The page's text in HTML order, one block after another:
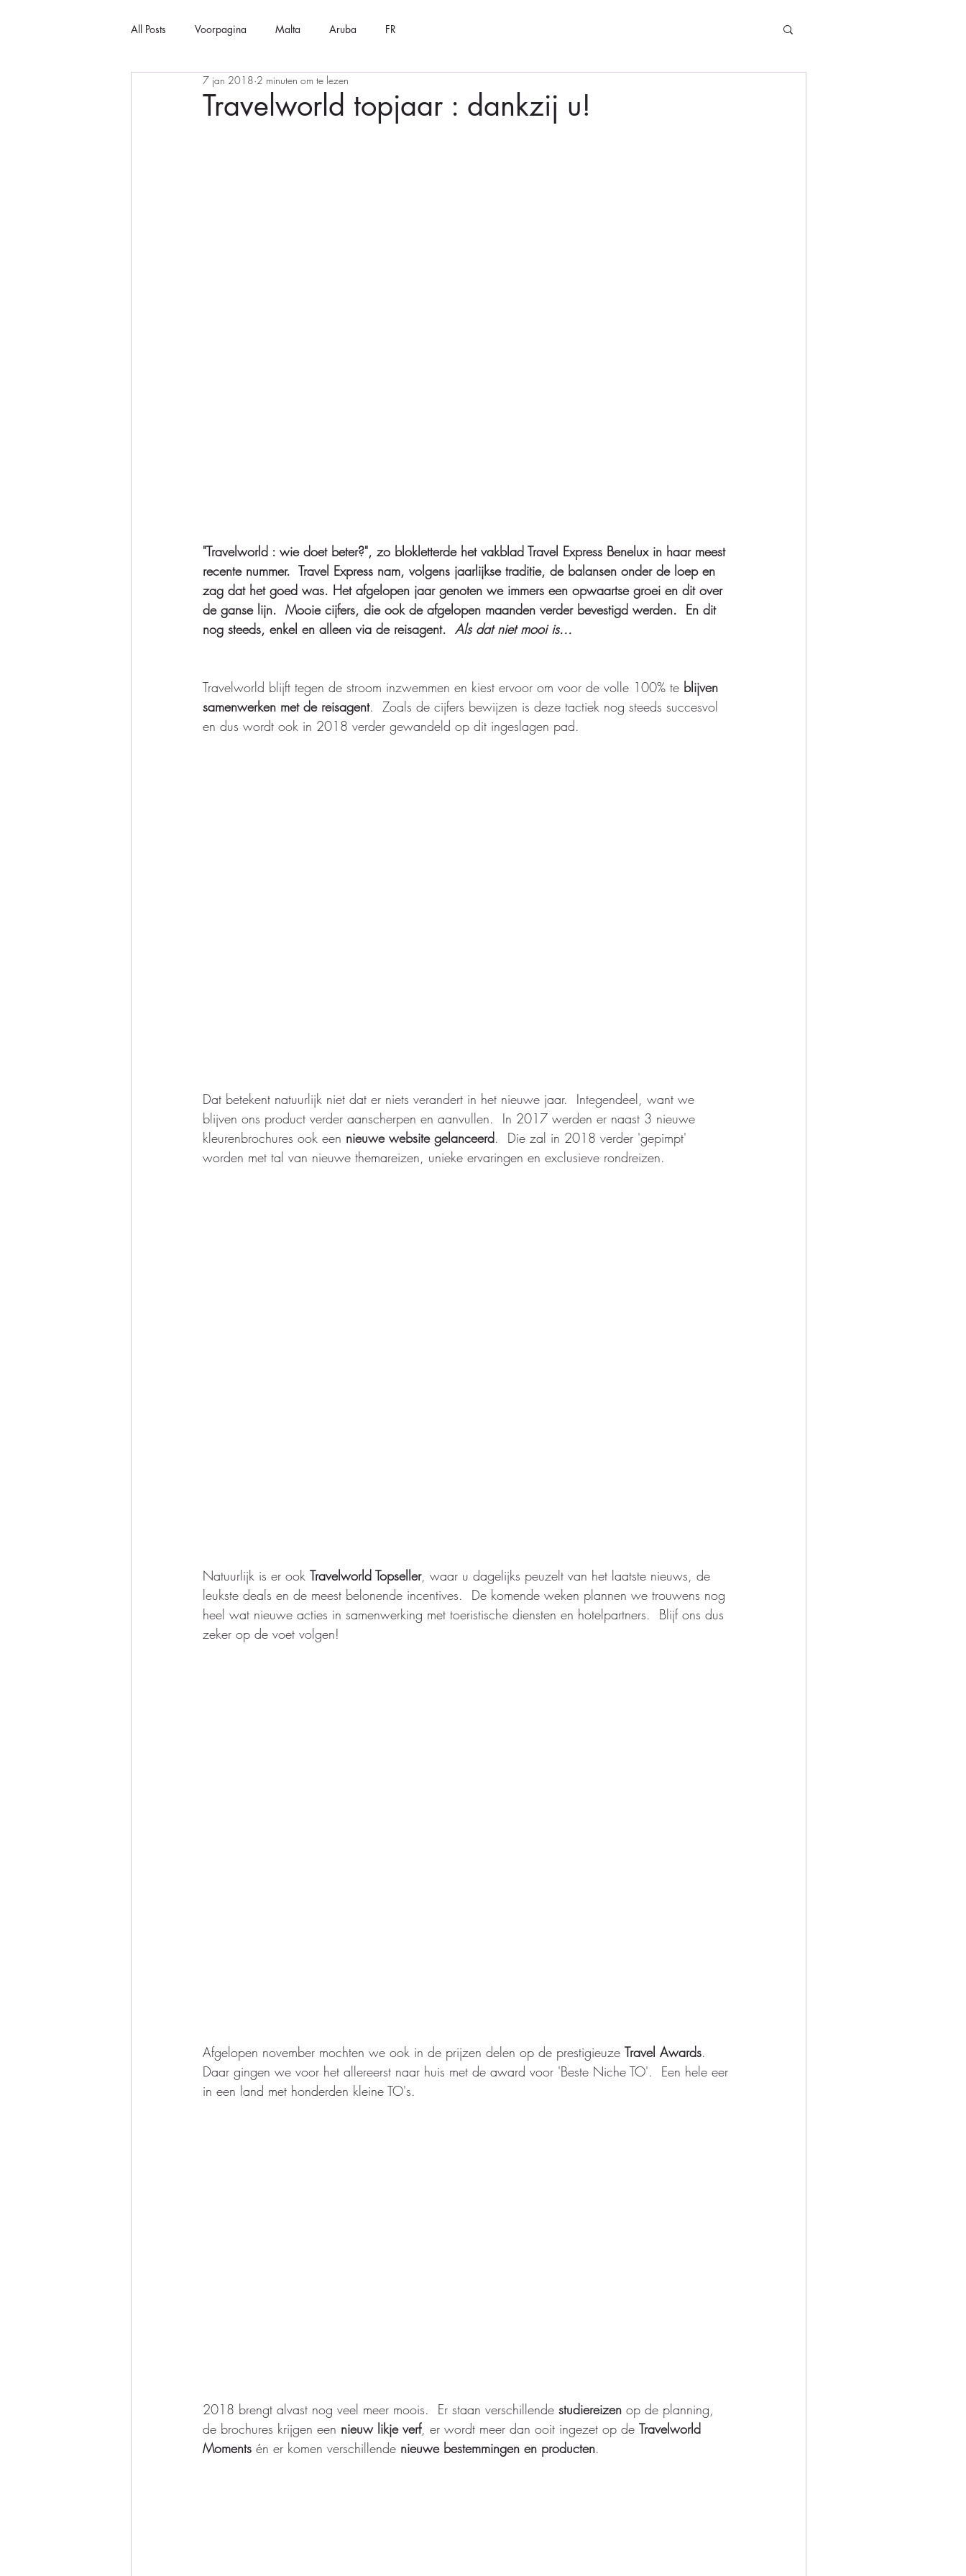
All Posts Voorpagina Malta Aruba FR
Travelworld topjaar : dankzij u!
7 jan 2018 2 minuten om te lezen
"Travelworld : wie doet beter?", zo blokletterde het vakblad Travel Express Benelux in haar meest
recente nummer.  Travel Express nam, volgens jaarlijkse traditie, de balansen onder de loep en
zag dat het goed was. Het afgelopen jaar genoten we immers een opwaartse groei en dit over
de ganse lijn.  Mooie cijfers, die ook de afgelopen maanden verder bevestigd werden.  En dit
nog steeds, enkel en alleen via de reisagent. Als dat niet mooi is...
Travelworld blijft tegen de stroom inzwemmen en kiest ervoor om voor de volle 100% te blijven
samenwerken met de reisagent.  Zoals de cijfers bewijzen is deze tactiek nog steeds succesvol
en dus wordt ook in 2018 verder gewandeld op dit ingeslagen pad.
Dat betekent natuurlijk niet dat er niets verandert in het nieuwe jaar.  Integendeel, want we
blijven ons product verder aanscherpen en aanvullen.  In 2017 werden er naast 3 nieuwe
kleurenbrochures ook een nieuwe website gelanceerd.  Die zal in 2018 verder 'gepimpt'
worden met tal van nieuwe themareizen, unieke ervaringen en exclusieve rondreizen.
Natuurlijk is er ook Travelworld Topseller, waar u dagelijks peuzelt van het laatste nieuws, de
leukste deals en de meest belonende incentives.  De komende weken plannen we trouwens nog
heel wat nieuwe acties in samenwerking met toeristische diensten en hotelpartners.  Blijf ons dus
zeker op de voet volgen!
Afgelopen november mochten we ook in de prijzen delen op de prestigieuze Travel Awards.
Daar gingen we voor het allereerst naar huis met de award voor 'Beste Niche TO'.  Een hele eer
in een land met honderden kleine TO's.
2018 brengt alvast nog veel meer moois.  Er staan verschillende studiereizen op de planning,
de brochures krijgen een nieuw likje verf, er wordt meer dan ooit ingezet op de Travelworld
Moments én er komen verschillende nieuwe bestemmingen en producten.